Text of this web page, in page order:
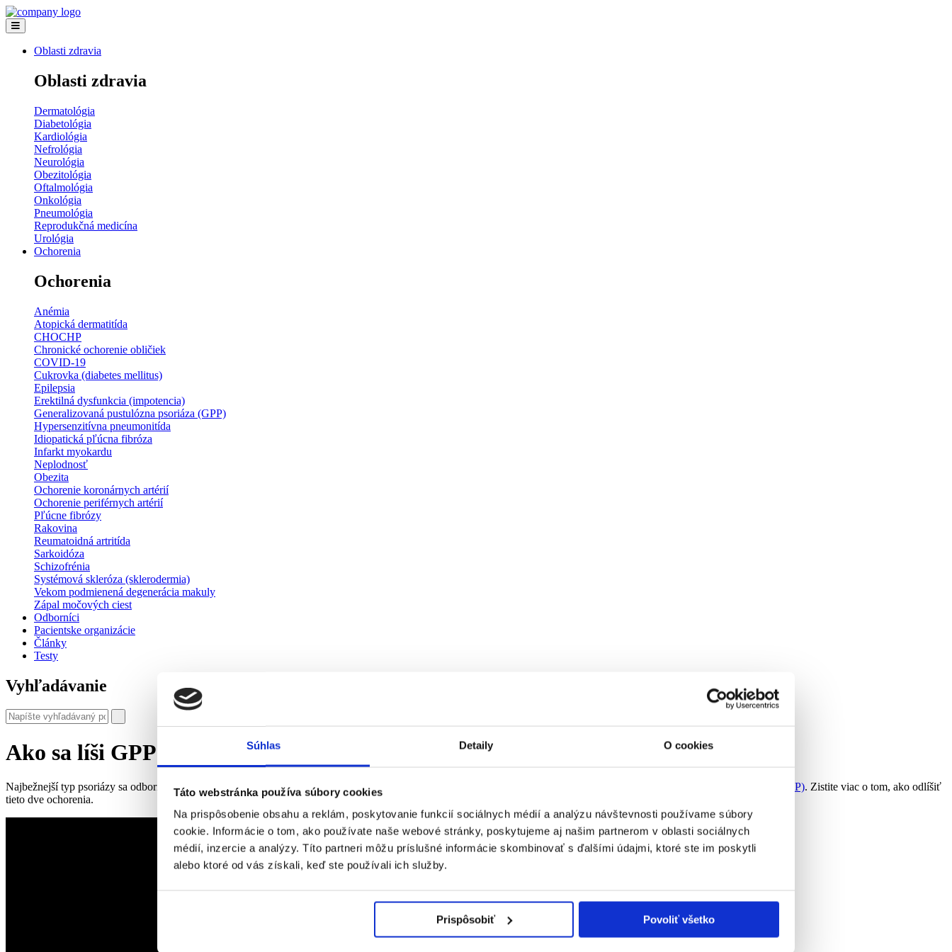
Súhlas Detaily O cookies
Táto webstránka používa súbory cookies
Na prispôsobenie obsahu a reklám, poskytovanie funkcií sociálnych médií a analýzu návštevnosti používame súbory
cookie. Informácie o tom, ako používate naše webové stránky, poskytujeme aj našim partnerom v oblasti sociálnych
médií, inzercie a analýzy. Títo partneri môžu príslušné informácie skombinovať s ďalšími údajmi, ktoré ste im poskytli
alebo ktoré od vás získali, keď ste používali ich služby.
Prispôsobiť Povoliť všetko
Oblasti zdravia
Oblasti zdravia
Dermatológia
Diabetológia
Kardiológia
Nefrológia
Neurológia
Obezitológia
Oftalmológia
Onkológia
Pneumológia
Reprodukčná medicína
Urológia
Ochorenia
Ochorenia
Anémia
Atopická dermatitída
CHOCHP
Chronické ochorenie obličiek
COVID-19
Cukrovka (diabetes mellitus)
Epilepsia
Erektilná dysfunkcia (impotencia)
Generalizovaná pustulózna psoriáza (GPP)
Hypersenzitívna pneumonitída
Idiopatická pľúcna fibróza
Infarkt myokardu
Neplodnosť
Obezita
Ochorenie koronárnych artérií
Ochorenie periférnych artérií
Pľúcne fibrózy
Rakovina
Reumatoidná artritída
Sarkoidóza
Schizofrénia
Systémová skleróza (sklerodermia)
Vekom podmienená degenerácia makuly
Zápal močových ciest
Odborníci
Pacientske organizácie
Články
Testy
Vyhľadávanie
Ako sa líši GPP od ložiskovej psoriázy?
Najbežnejší typ psoriázy sa odborne nazýva ložisková psoriáza a postihuje zhruba 80 % ľudí. Menej známym (no závažnejším) typom je generalizovaná pustulárna psoriáza (GPP). Zistite viac o tom, ako odlíšiť
tieto dve ochorenia.